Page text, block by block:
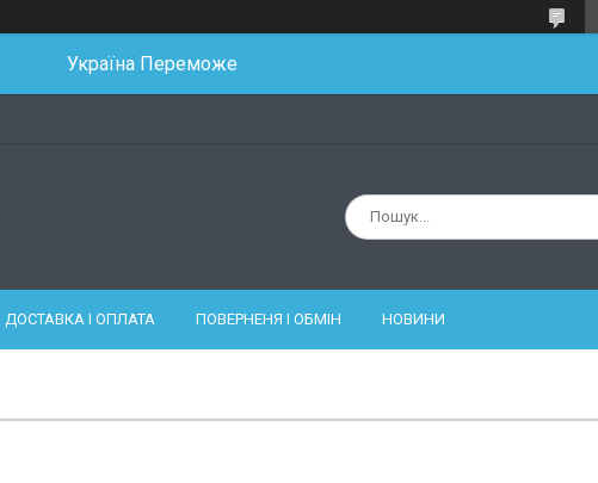
Україна Переможе
ДОСТАВКА І ОПЛАТА ПОВЕРНЕНЯ І ОБМІН НОВИНИ